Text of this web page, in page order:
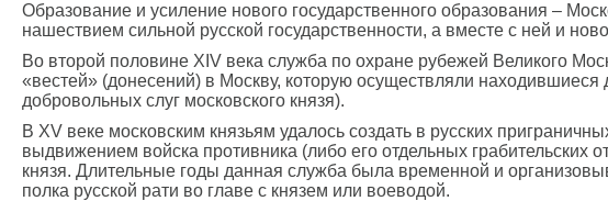
Образование и усиление нового государственного образования –
нашествием сильной русской государственности, а вместе с ней и
Во второй половине ХIV века служба по охране рубежей Великого
«вестей» (донесений) в Москву, которую осуществляли
добровольных слуг московского князя).
В ХV веке московским князьям удалось создать в русских
выдвижением войска противника (либо его отдельных
князя. Длительные годы данная служба была временной и
полка русской рати во главе с князем или воеводой.